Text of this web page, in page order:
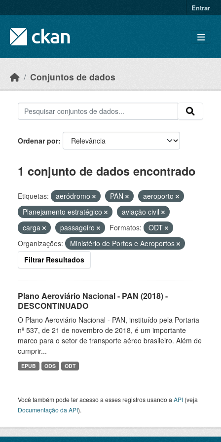
Entrar
Conjuntos de dados
Ordenar por
1 conjunto de dados encontrado
Etiquetas: aeródromo PAN
aeroporto
Planejamento estratégico
aviação civil
carga
passageiro Formatos:
ODT
Organizações:
Ministério de Portos e Aeroportos
Filtrar Resultados
Plano Aeroviário Nacional - PAN (2018) -
DESCONTINUADO
O Plano Aeroviário Nacional - PAN, instituído pela Portaria
nº 537, de 21 de novembro de 2018, é um importante
marco para o setor de transporte aéreo brasileiro. Além de
cumprir...
EPUB ODS ODT
Você também pode ter acesso a esses registros usando a API (veja
Documentação da API).